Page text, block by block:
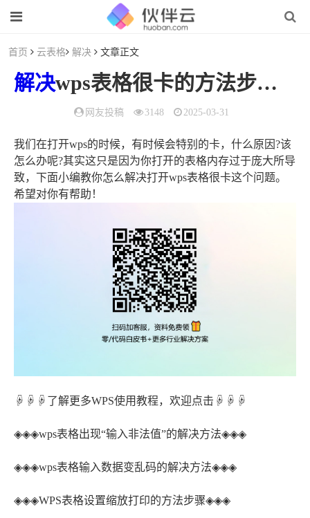
首页 云表格 解决 文章正文
解决wps表格很卡的方法步骤（wps表格非常卡）
网友投稿 3148 2025-03-31
我们在打开wps的时候，有时候会特别的卡，什么原因?该
怎么办呢?其实这只是因为你打开的表格内存过于庞大所导
致，下面小编教你怎么解决打开wps表格很卡这个问题。
希望对你有帮助！
☟☟☟了解更多WPS使用教程，欢迎点击☟☟☟
◈◈◈wps表格出现“输入非法值”的解决方法◈◈◈
◈◈◈wps表格输入数据变乱码的解决方法◈◈◈
◈◈◈WPS表格设置缩放打印的方法步骤◈◈◈